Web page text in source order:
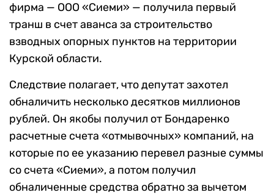
фирма — ООО «Сиеми» — получила первый
транш в счет аванса за строительство
взводных опорных пунктов на территории
Курской области.
Следствие полагает, что депутат захотел
обналичить несколько десятков миллионов
рублей. Он якобы получил от Бондаренко
расчетные счета «отмывочных» компаний, на
которые по ее указанию перевел разные суммы
со счета «Сиеми», а потом получил
обналиченные средства обратно за вычетом